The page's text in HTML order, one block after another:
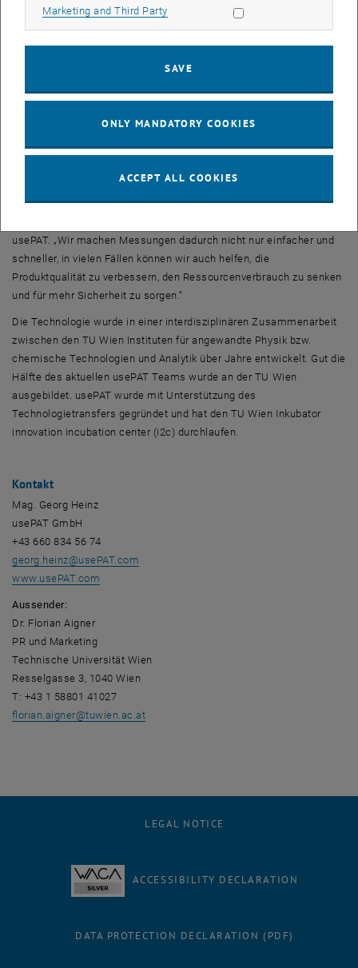
stärker ist, werden sie weggestoßen.
Raman-Spektroskopie erfolgen. Dabei nutzt man die Tatsache, dass
„Mit unseren Ultraschalltechnologien können wir viele
unterschiedliche Messverfahren deutlich vereinfachen. Die
usePAT. „Wir machen Messungen dadurch nicht nur einfacher und
schneller, in vielen Fällen können wir auch helfen, die
Produktqualität zu verbessern, den Ressourcenverbrauch zu senken
und für mehr Sicherheit zu sorgen.“
Die Technologie wurde in einer interdisziplinären Zusammenarbeit
zwischen den TU Wien Instituten für angewandte Physik bzw.
chemische Technologien und Analytik über Jahre entwickelt. Gut die
Hälfte des aktuellen usePAT Teams wurde an der TU Wien
ausgebildet. usePAT wurde mit Unterstützung des
Technologietransfers gegründet und hat den TU Wien Inkubator
innovation incubation center (i2c) durchlaufen.
Kontakt
Mag. Georg Heinz
usePAT GmbH
+43 660 834 56 74
georg.heinz@usePAT.com
www.usePAT.com
Aussender:
Dr. Florian Aigner
PR und Marketing
Technische Universität Wien
Resselgasse 3, 1040 Wien
T: +43 1 58801 41027
florian.aigner@tuwien.ac.at
LEGAL NOTICE
ACCESSIBILITY DECLARATION
DATA PROTECTION DECLARATION (PDF)
Marketing and Third Party Allow marketing cookies
SAVE
ONLY MANDATORY COOKIES
ACCEPT ALL COOKIES